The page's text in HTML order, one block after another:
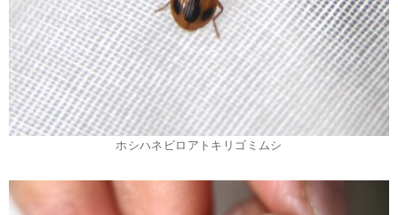
ホシハネビロアトキリゴミムシ